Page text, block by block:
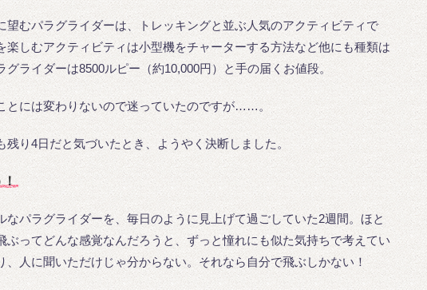
望むパラグライダーは、トレッキングと並ぶ人気のアクティビティで
楽しむアクティビティは小型機をチャーターする方法など他にも種類は
グライダーは8500ルピー（約10,000円）と手の届くお値段。
とには変わりないので迷っていたのですが……。
残り4日だと気づいたとき、ようやく決断しました。
なパラグライダーを、毎日のように見上げて過ごしていた2週間。ほと
ぶってどんな感覚なんだろうと、ずっと憧れにも似た気持ちで考えてい
、人に聞いただけじゃ分からない。それなら自分で飛ぶしかない！